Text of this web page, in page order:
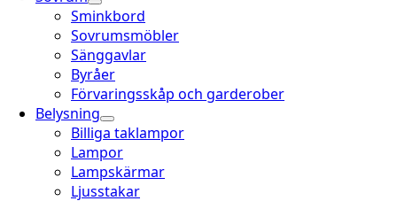
Sminkbord
Sovrumsmöbler
Sänggavlar
Byråer
Förvaringsskåp och garderober
Belysning
Billiga taklampor
Lampor
Lampskärmar
Ljusstakar